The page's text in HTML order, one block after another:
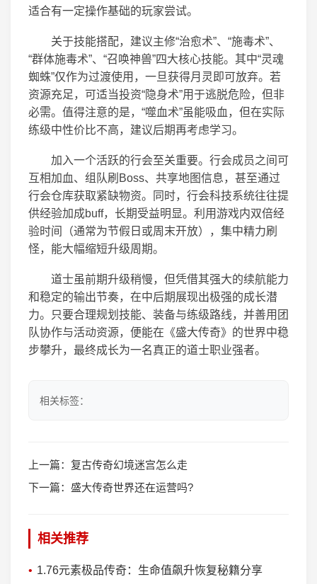
适合有一定操作基础的玩家尝试。
关于技能搭配，建议主修“治愈术”、“施毒术”、
“群体施毒术”、“召唤神兽”四大核心技能。其中“灵魂
蜘蛛”仅作为过渡使用，一旦获得月灵即可放弃。若
资源充足，可适当投资“隐身术”用于逃脱危险，但非
必需。值得注意的是，“噬血术”虽能吸血，但在实际
练级中性价比不高，建议后期再考虑学习。
加入一个活跃的行会至关重要。行会成员之间可
互相加血、组队刷Boss、共享地图信息，甚至通过
行会仓库获取紧缺物资。同时，行会科技系统往往提
供经验加成buff，长期受益明显。利用游戏内双倍经
验时间（通常为节假日或周末开放），集中精力刷
怪，能大幅缩短升级周期。
道士虽前期升级稍慢，但凭借其强大的续航能力
和稳定的输出节奏，在中后期展现出极强的成长潜
力。只要合理规划技能、装备与练级路线，并善用团
队协作与活动资源，便能在《盛大传奇》的世界中稳
步攀升，最终成长为一名真正的道士职业强者。
相关标签：
上一篇： 复古传奇幻境迷宫怎么走
下一篇： 盛大传奇世界还在运营吗?
相关推荐
1.76元素极品传奇：生命值飙升恢复秘籍分享